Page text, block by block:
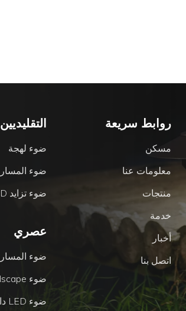
روابط سريعة
مسكن
معلومات عنا
منتجات
خدمة
أخبار
اتصل بنا
التقليديين
ضوء لهجة
ضوء المسار
ضوء تزايد LED
عصري
ضوء المسار
ضوء LED Hardscape
ضوء LED داخلي